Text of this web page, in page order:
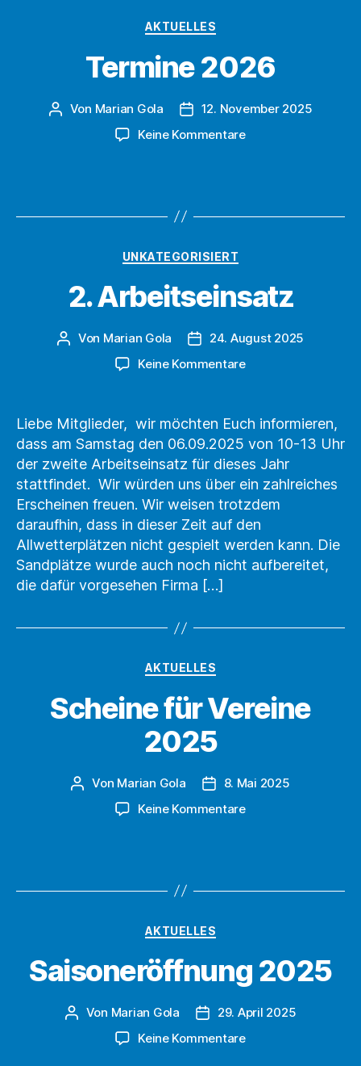
Kategorien
AKTUELLES
Termine 2026
Beitragsautor
Von Marian Gola Beitragsdatum
12. November 2025
Keine Kommentarezu
Kategorien
UNKATEGORISIERT
2. Arbeitseinsatz
Beitragsautor
Von Marian Gola Beitragsdatum
24. August 2025
Keine Kommentarezu
Liebe Mitglieder, wir möchten Euch informieren,
dass am Samstag den 06.09.2025 von 10-13 Uhr
der zweite Arbeitseinsatz für dieses Jahr
stattfindet. Wir würden uns über ein zahlreiches
Erscheinen freuen. Wir weisen trotzdem
daraufhin, dass in dieser Zeit auf den
Allwetterplätzen nicht gespielt werden kann. Die
Sandplätze wurde auch noch nicht aufbereitet,
die dafür vorgesehen Firma […]
Kategorien
AKTUELLES
Scheine für Vereine
2025
Beitragsautor
Von Marian Gola Beitragsdatum
8. Mai 2025
Keine Kommentarezu
Kategorien
AKTUELLES
Saisoneröffnung 2025
Beitragsautor
Von Marian Gola Beitragsdatum
29. April 2025
Keine Kommentarezu